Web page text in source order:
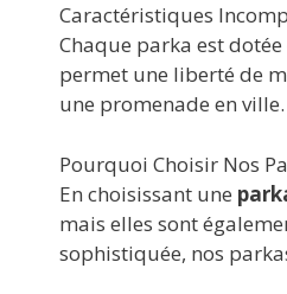
Caractéristiques
Chaque parka est
permet une liberté de
une promenade en ville.
Pourquoi Choisir Nos
En choisissant une
mais elles sont
sophistiquée, nos